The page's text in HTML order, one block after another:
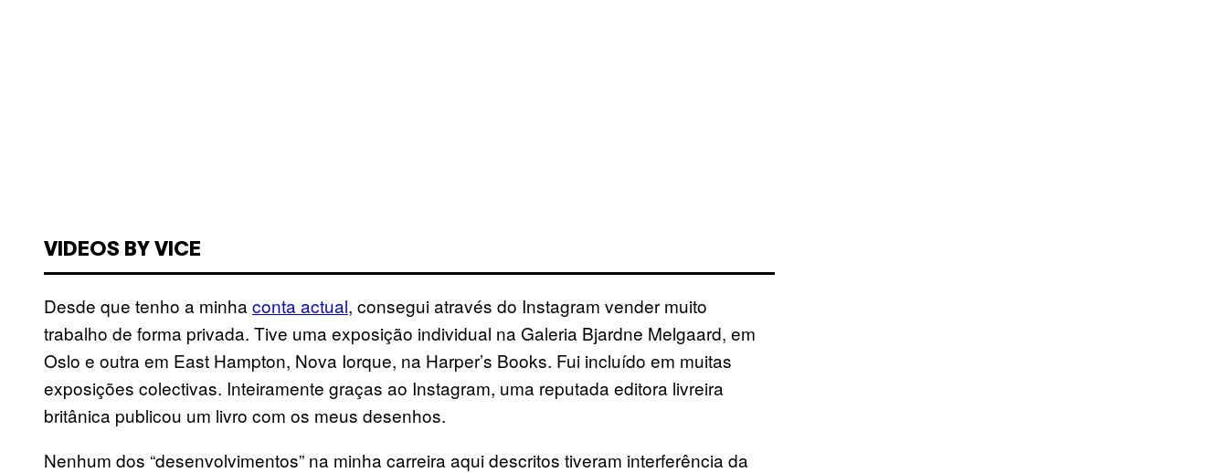
VIDEOS BY VICE
Desde que tenho a minha conta actual, consegui através do Instagram vender muito
trabalho de forma privada. Tive uma exposição individual na Galeria Bjardne Melgaard, em
Oslo e outra em East Hampton, Nova Iorque, na Harper’s Books. Fui incluído em muitas
exposições colectivas. Inteiramente graças ao Instagram, uma reputada editora livreira
britânica publicou um livro com os meus desenhos.
Nenhum dos “desenvolvimentos” na minha carreira aqui descritos tiveram interferência da